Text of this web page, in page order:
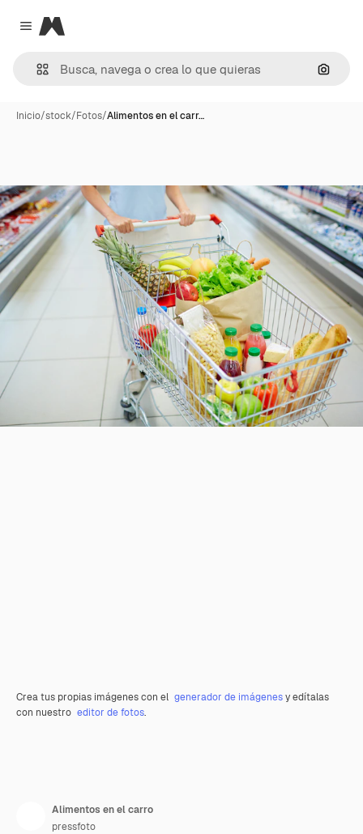
Close menu
Magnific
Inicio/stock/Fotos/Alimentos en el carr…
Crea tus propias imágenes con el generador de imágenesy edítalas
con nuestro editor de fotos.
Alimentos en el carro
pressfoto